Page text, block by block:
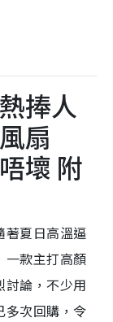
捧人
扇
壞 附
著夏日高溫逼
一款主打高顏
討論，不少用
多次回購，令